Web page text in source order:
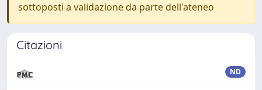
sottoposti a validazione da parte dell'ateneo
Citazioni
ND